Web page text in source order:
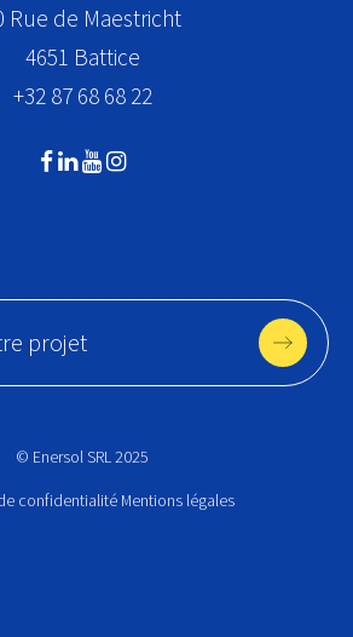
Rue de Maestricht
4651 Battice
+32 87 68 68 22
projet
© Enersol SRL 2025
confidentialité Mentions légales